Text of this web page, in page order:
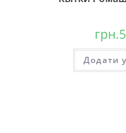
грн.
Додати